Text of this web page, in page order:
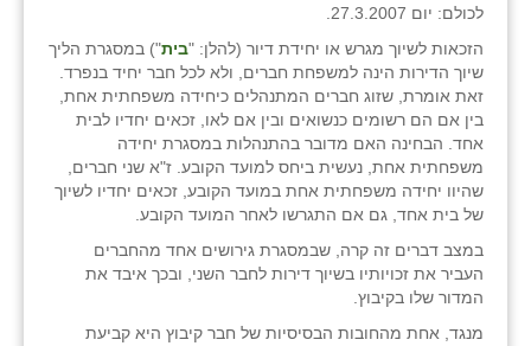
לכולם: יום 27.3.2007.
הזכאות לשיוך מגרש או יחידת דיור (להלן: "בית") במסגרת הליך
שיוך הדירות הינה למשפחת חברים, ולא לכל חבר יחיד בנפרד.
זאת אומרת, שזוג חברים המתנהלים כיחידה משפחתית אחת,
בין אם הם רשומים כנשואים ובין אם לאו, זכאים יחדיו לבית
אחד. הבחינה האם מדובר בהתנהלות במסגרת יחידה
משפחתית אחת, נעשית ביחס למועד הקובע. ז"א שני חברים,
שהיוו יחידה משפחתית אחת במועד הקובע, זכאים יחדיו לשיוך
של בית אחד, גם אם התגרשו לאחר המועד הקובע.
במצב דברים זה קרה, שבמסגרת גירושים אחד מהחברים
העביר את זכויותיו בשיוך דירות לחבר השני, ובכך איבד את
המדור שלו בקיבוץ.
מנגד, אחת מהחובות הבסיסיות של חבר קיבוץ היא קביעת